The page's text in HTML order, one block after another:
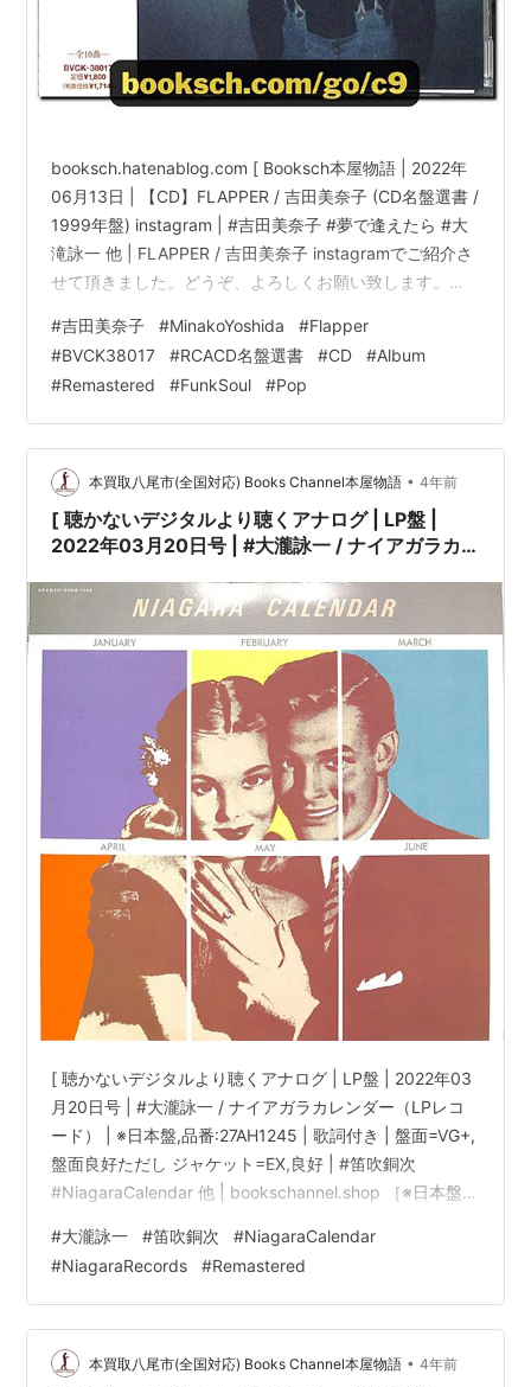
booksch.hatenablog.com [ Booksch本屋物語 | 2022年
06月13日 | 【CD】FLAPPER / 吉田美奈子 (CD名盤選書 /
1999年盤) instagram | #吉田美奈子 #夢で逢えたら #大
滝詠一 他 | FLAPPER / 吉田美奈子 instagramでご紹介さ
せて頂きました。どうぞ、よろしくお願い致します。
BooksChannel (@books_channel) www.instagram.com
Check… 小室先生 #小室直樹 youtu.…
#吉田美奈子 #MinakoYoshida #Flapper
#BVCK38017 #RCACD名盤選書 #CD #Album
#Remastered #FunkSoul #Pop
本買取八尾市(全国対応) Books Channel本屋物語 • 4年前
[ 聴かないデジタルより聴くアナログ | LP盤 |
2022年03月20日号 | #大瀧詠一 / ナイアガラカ
番:27AH1245 | 歌詞付き | 盤面=VG+,盤面良好た
だし ジャケット=EX,良好 | #笛吹銅次
#NiagaraCalendar 他 |
[ 聴かないデジタルより聴くアナログ | LP盤 | 2022年03
月20日号 | #大瀧詠一 / ナイアガラカレンダー（LPレコ
ード） | ※日本盤,品番:27AH1245 | 歌詞付き | 盤面=VG+,
盤面良好ただし ジャケット=EX,良好 | #笛吹銅次
#NiagaraCalendar 他 | bookschannel.shop ［※日本盤,
面良好ただし、盤面反れ］［ジャケット=EX,良好]［※保
護内袋を新品交換して配送致します］※［店舗併売の為、
時間差で売切れの場合がございます。何卒ご了承の上ご
注文をお願い申し上げます］…
#大瀧詠一 #笛吹銅次 #NiagaraCalendar
#NiagaraRecords #Remastered
本買取八尾市(全国対応) Books Channel本屋物語 • 4年前